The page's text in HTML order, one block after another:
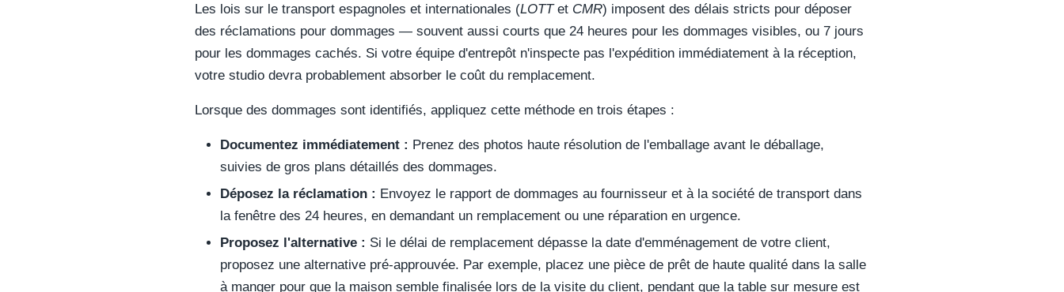
Les lois sur le transport espagnoles et internationales (LOTTet CMR) imposent des délais stricts pour déposer
des réclamations pour dommages — souvent aussi courts que 24 heures pour les dommages visibles, ou 7 jours
pour les dommages cachés. Si votre équipe d'entrepôt n'inspecte pas l'expédition immédiatement à la réception,
votre studio devra probablement absorber le coût du remplacement.
Lorsque des dommages sont identifiés, appliquez cette méthode en trois étapes :
Documentez immédiatement : Prenez des photos haute résolution de l'emballage avant le déballage,
suivies de gros plans détaillés des dommages.
Déposez la réclamation : Envoyez le rapport de dommages au fournisseur et à la société de transport dans
la fenêtre des 24 heures, en demandant un remplacement ou une réparation en urgence.
Proposez l'alternative : Si le délai de remplacement dépasse la date d'emménagement de votre client,
proposez une alternative pré-approuvée. Par exemple, placez une pièce de prêt de haute qualité dans la salle
à manger pour que la maison semble finalisée lors de la visite du client, pendant que la table sur mesure est